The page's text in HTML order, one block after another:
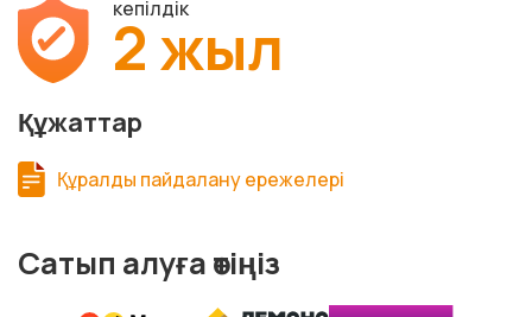
кепілдік
2 жыл
Құжаттар
Құралды пайдалану ережелері
Сатып алуға өтіңіз